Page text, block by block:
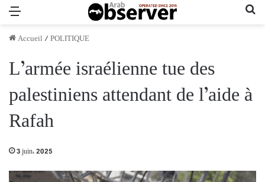
Accueil /POLITIQUE
L’armée israélienne tue des
palestiniens attendant de l’aide à
Rafah
3 juin، 2025